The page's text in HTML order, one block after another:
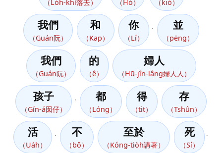
（Lo̍h-khì落去） （Hó） （kiò）
我們
（Guán阮）
和
（Kap）
你
（Lí）
並
（pēng）
我們
（Guán阮）
的
（ê）
婦人
（Hū-jîn-lâng婦人人）
孩子
（Gín-á囡仔）
都
（Lóng）
得
（tit）
存
（Tshûn）
活
（Ua̍h）
不
（bô）
至於
（Kóng-tio̍h講著）
死
（Sí）